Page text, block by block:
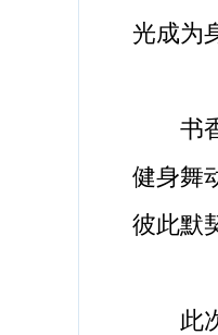
光成为
书香
健身舞
彼此默
此次